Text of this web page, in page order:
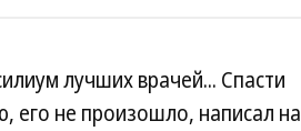
лучших врачей... Спасти
его не произошло, написал на